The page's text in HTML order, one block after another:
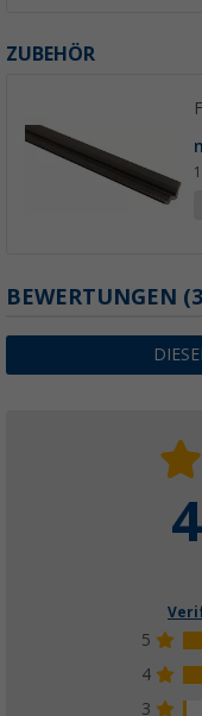
ZUBEHÖR
BEWERTUNGEN
5
4
3